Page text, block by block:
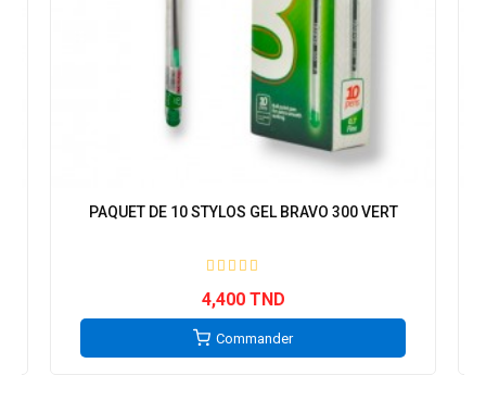
PAQUET DE 10 STYLOS GEL BRAVO 300 VERT
4,400 TND
Commander